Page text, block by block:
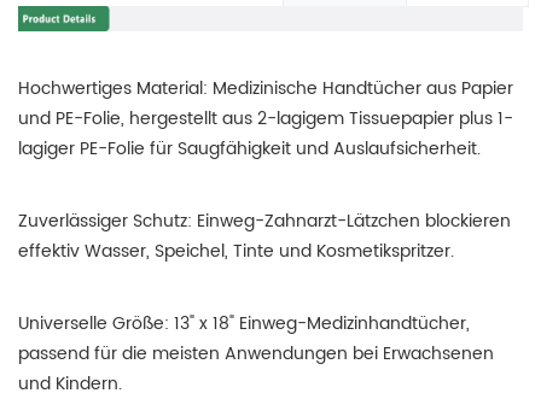
Hochwertiges Material: Medizinische Handtücher aus Papier
und PE-Folie, hergestellt aus 2-lagigem Tissuepapier plus 1-
lagiger PE-Folie für Saugfähigkeit und Auslaufsicherheit.
Zuverlässiger Schutz: Einweg-Zahnarzt-Lätzchen blockieren
effektiv Wasser, Speichel, Tinte und Kosmetikspritzer.
Universelle Größe: 13" x 18" Einweg-Medizinhandtücher,
passend für die meisten Anwendungen bei Erwachsenen
und Kindern.